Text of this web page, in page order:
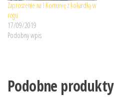
Zaproszenie na I Komunię z kokardką w
rogu
17/09/2019
Podobny wpis
Podobne produkty